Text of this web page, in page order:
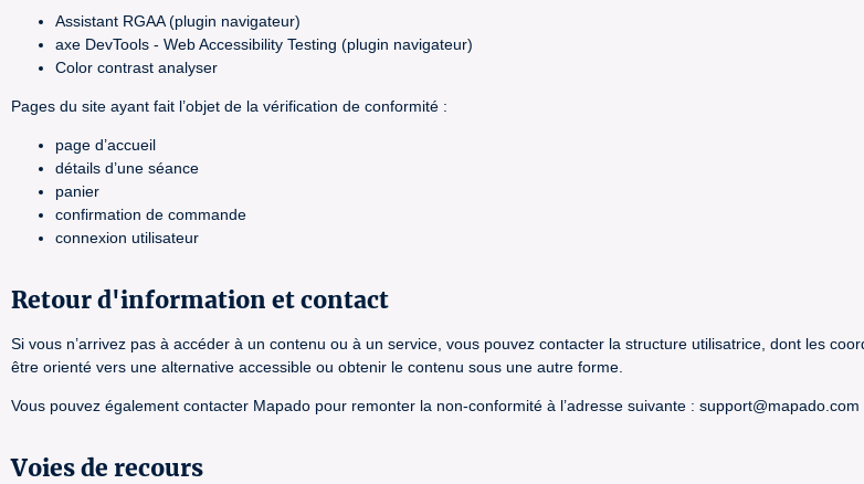
Assistant RGAA (plugin navigateur)
axe DevTools - Web Accessibility Testing (plugin navigateur)
Color contrast analyser
Pages du site ayant fait l’objet de la vérification de conformité :
page d’accueil
détails d’une séance
panier
confirmation de commande
connexion utilisateur
Retour d'information et contact
Si vous n’arrivez pas à accéder à un contenu ou à un service, vous pouvez contacter la structure utilisatrice, dont les
être orienté vers une alternative accessible ou obtenir le contenu sous une autre forme.
Vous pouvez également contacter Mapado pour remonter la non-conformité à l’adresse suivante : support@mapado.com
Voies de recours